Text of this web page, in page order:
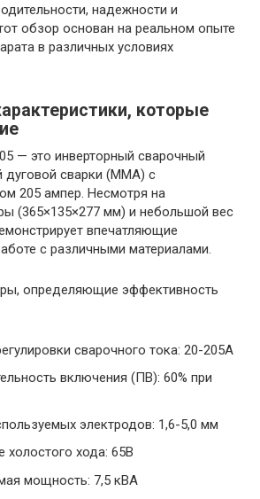
надежности и
обзор основан на реальном опыте
в различных условиях
которые
— это инверторный сварочный
дуговой сварки (MMA) с
205 ампер. Несмотря на
(365×135×277 мм) и небольшой вес
впечатляющие
с различными материалами.
определяющие эффективность
сварочного тока: 20-205А
включения (ПВ): 60% при
электродов: 1,6-5,0 мм
холостого хода: 65В
мощность: 7,5 кВА